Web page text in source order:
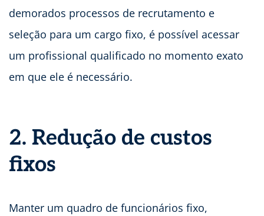
demorados processos de recrutamento e
seleção para um cargo fixo, é possível acessar
um profissional qualificado no momento exato
em que ele é necessário.
2. Redução de custos
fixos
Manter um quadro de funcionários fixo,